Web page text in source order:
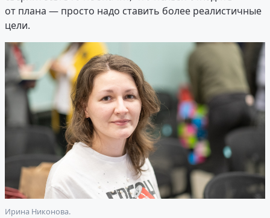
от плана — просто надо ставить более реалистичные
цели.
Ирина Никонова.